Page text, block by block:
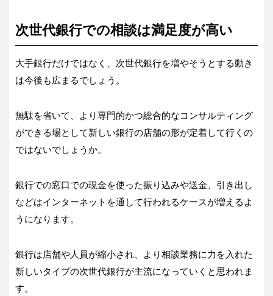
次世代銀行での相談は満足度が高い
大手銀行だけではなく、次世代銀行を増やそうとする動き
は今後も広まるでしょう。
無駄を省いて、より専門的かつ総合的なコンサルティング
ができる場として新しい銀行の店舗の形が定着して行くの
ではないでしょうか。
銀行での窓口での現金を使った振り込みや送金、引き出し
などはインターネットを通して行われるケースが増えるよ
うになります。
銀行は店舗や人員が縮小され、より相談業務に力を入れた
新しいタイプの次世代銀行が主流になっていくと思われま
す。